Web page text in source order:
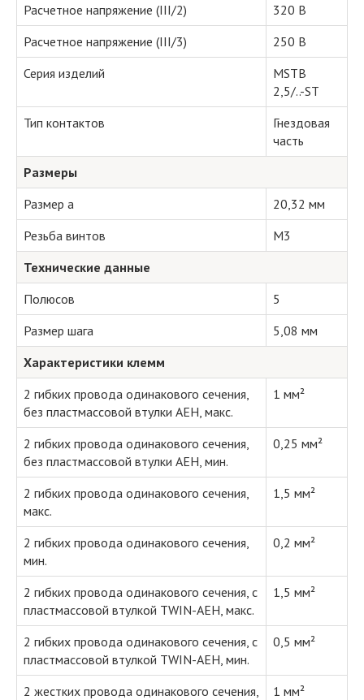
Расчетное напряжение (III/2)
320 В
Расчетное напряжение (III/3)
250 В
Серия изделий
MSTB
2,5/..-ST
Тип контактов
Гнездовая
часть
Размеры
Размер a
20,32 мм
Резьба винтов
M3
Технические данные
Полюсов
5
Размер шага
5,08 мм
Характеристики клемм
2 гибких провода одинакового сечения,
без пластмассовой втулки AEH, макс.
1 мм²
2 гибких провода одинакового сечения,
без пластмассовой втулки AEH, мин.
0,25 мм²
2 гибких провода одинакового сечения,
макс.
1,5 мм²
2 гибких провода одинакового сечения,
мин.
0,2 мм²
2 гибких провода одинакового сечения, с
пластмассовой втулкой TWIN-AEH, макс.
1,5 мм²
2 гибких провода одинакового сечения, с
пластмассовой втулкой TWIN-AEH, мин.
0,5 мм²
2 жестких провода одинакового сечения,
1 мм²